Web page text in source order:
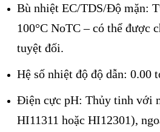
Bù nhiệt EC/TDS/Độ mặn:
100°C NoTC – có thể được
tuyệt đối.
Hệ số nhiệt độ độ dẫn: 0.00
Điện cực pH: Thủy tinh với
HI11311 hoặc HI12301),